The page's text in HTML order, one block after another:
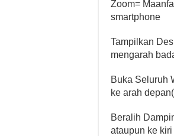
Zoom=
smartphone
Tampilkan
mengarah
Buka Seluruh
ke arah
Beralih
ataupun ke kiri